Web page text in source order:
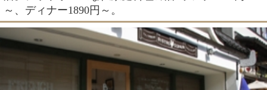
～、ディナー1890円～。